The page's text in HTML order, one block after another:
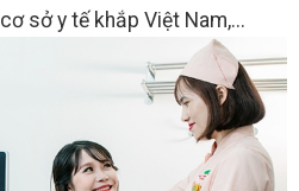
sở y tế khắp Việt Nam,...